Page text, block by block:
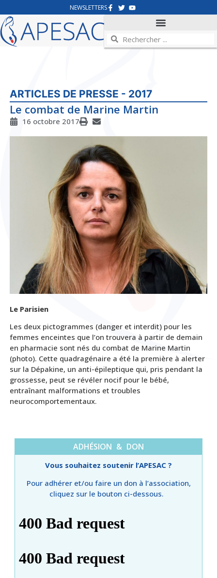
NEWSLETTERS
ARTICLES DE PRESSE - 2017
Le combat de Marine Martin
16 octobre 2017
Le Parisien
Les deux pictogrammes (danger et interdit) pour les
femmes enceintes que l’on trouvera à partir de demain
en pharmacie sont nés du combat de Marine Martin
(photo). Cette quadragénaire a été la première à alerter
sur la Dépakine, un anti-épileptique qui, pris pendant la
grossesse, peut se révéler nocif pour le bébé,
entraînant malformations et troubles
neurocomportementaux.
ADHÉSION & DON
Vous souhaitez soutenir l’APESAC ?
Pour adhérer et/ou faire un don à l’association,
cliquez sur le bouton ci-dessous.